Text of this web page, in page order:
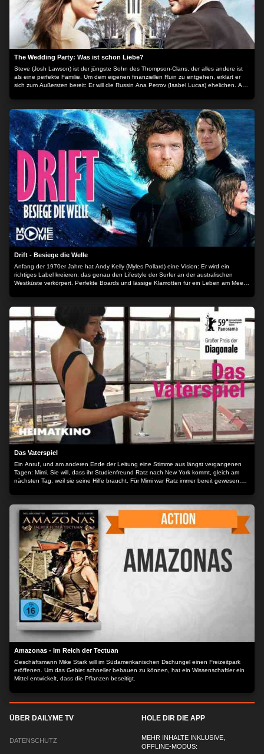
MEHR OPTIONEN
ZUSTIMMEN
The Wedding Party: Was ist schon Liebe?
Steve (Josh Lawson) ist der jüngste Sohn des Thompson-Clans, der alles andere ist
als eine perfekte Familie. Um dem eigenen finanziellen Ruin zu entgehen, erklärt er
sich zum Äußersten bereit: Er will die Russin Ana Petrov (Isabel Lucas) ehelichen. Ana
dafür eine respektable Summe Bargeld an. Der Deal wird geschlossen, doch Steves
Plan, klamm heimlich zu heiraten und danach zu seinem alten Leben zurückzukehren,
wird durchkreuzt, als eine Freundin der Familie Wind von der Sache bekommt. Und als
die Familie eine große Hochzeitsfeier für Steve und seine Braut ausrichten will, erkennt
dieser die Tragweite seiner Entscheidung... Der Inhalt wird bereitgestellt von: PLAION
PICTURES GmbH, Lochhamer Str. 9, 82152 Planegg/München
Drift - Besiege die Welle
Anfang der 1970er Jahre hat Andy Kelly (Myles Pollard) eine Vision: Er wird ein
richtiges Label kreieren, das genau den Lifestyle der Surfer an der australischen
Westküste verkörpert. Perfekte Boards und lässige Klamotten für ein Leben am Meer
mit. Langsam beginnen die Monate harten Schuftens sich auszuzahlen. Doch der
wachsende Erfolg des kleinen Teams ruft mächtige Konkurrenz und auch den lokalen
Drogenboss auf den Plan. Kumpel Gus (Aaron Glenane) hat nämlich neben dem
Surfen noch eine zweite, gefährlichere Leidenschaft: Heroin. Und das könnte nicht nur
für ihn selbst tödlich enden... Der Inhalt wird bereitgestellt von: PLAION PICTURES
GmbH, Lochhamer Str. 9, 82152 Planegg/München
Das Vaterspiel
Ein Anruf, und am anderen Ende der Leitung eine Stimme aus längst vergangenen
Tagen: Mimi. Sie will, dass ihr Studienfreund Ratz nach New York kommt, gleich am
nächsten Tag, weil sie seine Hilfe braucht. Für Mimi war Ratz immer bereit gewesen,
Vater, die inzestuös angehauchte Liebe zu seiner Schwester und sein autistisches
Dasein vor dem Computer. Das alles hinter sich zu lassen, wäre gar nicht so schlecht,
und in Amerika kann Ratz vielleicht auch das Computerspiel gewinnbringend
verkaufen, an dem er seit Jahren tüftelt. Doch auch New York stellt Fragen von der
dunklen Seite: Wer ist der alte Mann im Keller? Mit welchen virtuellen Morden darf man
sein Geld machen und wie echt sind Mimis Gefühle? Der Inhalt wird bereitgestellt von:
PLAION PICTURES GmbH, Lochhamer Str. 9, 82152 Planegg/München
Amazonas - Im Reich der Tectuan
Geschäftsmann Mike Stark will im Südamerikanischen Dschungel einen Freizeitpark
eröffenen. Um das Gebiet schneller bebauen zu können, hat ein Wissenschaftler ein
Mittel entwickelt, dass die Pflanzen beseitigt.
ÜBER DAILYME TV
DATENSCHUTZ
HOLE DIR DIE APP
MEHR INHALTE INKLUSIVE,
OFFLINE-MODUS: